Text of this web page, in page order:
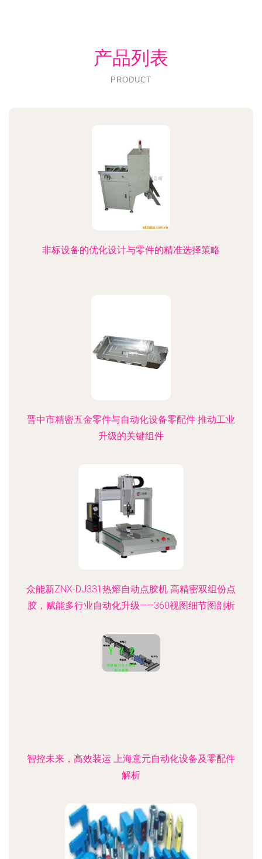
产品列表
PRODUCT
非标设备的优化设计与零件的精准选择策略
晋中市精密五金零件与自动化设备零配件 推动工业
升级的关键组件
众能新ZNX-DJ331热熔自动点胶机 高精密双组份点
胶，赋能多行业自动化升级——360视图细节图剖析
智控未来，高效装运 上海意元自动化设备及零配件
解析